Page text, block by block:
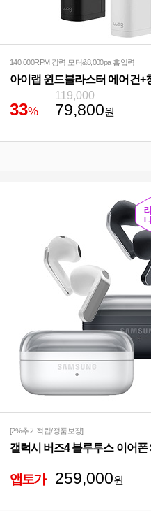
140,000RPM 강력 모터&8,000pa 흡입력
33%
119,000
79,800원
[2%추가적립/정품보장]
갤럭시 버즈4 블루투스 이어폰
앱토가 259,000원